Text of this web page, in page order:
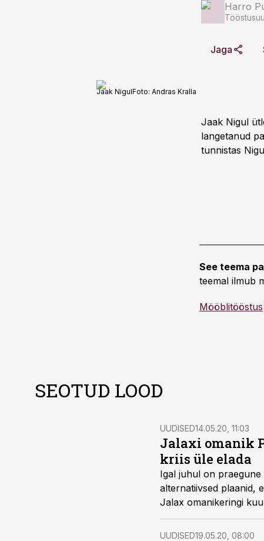
Harro
Jaga
Jaak NigulFoto: Andras Kralla
Jaak Nigul
langetanud
tunnistas
See teema
teemal ilmub
Mööblitööstus
SEOTUD LOOD
UUDISED14.05.20, 11:03
Jalaxi omanik
kriis üle elada
Igal juhul on praegune
alternatiivsed plaanid,
Jalax omanikeringi
UUDISED19.05.20, 08:00